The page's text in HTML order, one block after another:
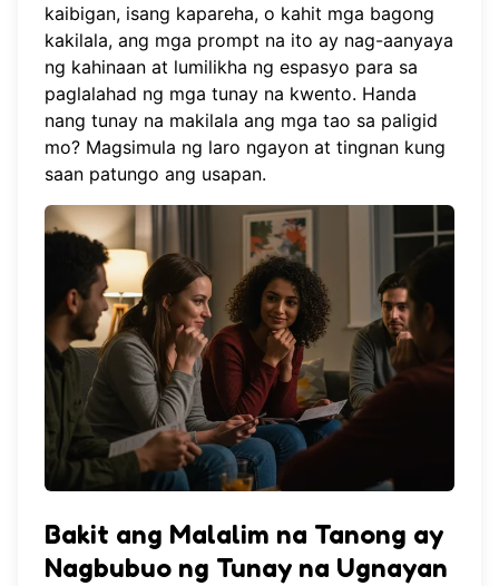
kaibigan, isang kapareha, o kahit mga bagong
kakilala, ang mga prompt na ito ay nag-aanyaya
ng kahinaan at lumilikha ng espasyo para sa
paglalahad ng mga tunay na kwento. Handa
nang tunay na makilala ang mga tao sa paligid
mo? Magsimula ng laro ngayon at tingnan kung
saan patungo ang usapan.
Bakit ang Malalim na Tanong ay
Nagbubuo ng Tunay na Ugnayan